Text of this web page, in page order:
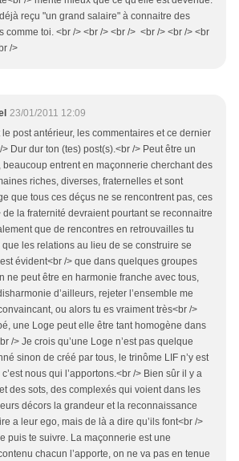
reçu "un grand salaire" à connaitre des
comme toi. <br /> <br /> <br /> <br /> <br /> <br
/>
23/01/2011 12:09
le post antérieur, les commentaires et ce dernier
Dur dur ton (tes) post(s).<br /> Peut être un
beaucoup entrent en maçonnerie cherchant des
riches, diverses, fraternelles et sont
que tous ces déçus ne se rencontrent pas, ces
de la fraternité devraient pourtant se reconnaitre
que de rencontres en retrouvailles tu
les relations au lieu de se construire se
évident<br /> que dans quelques groupes
ne peut être en harmonie franche avec tous,
d’ailleurs, rejeter l’ensemble me
ou alors tu es vraiment très<br />
une Loge peut elle être tant homogène dans
/> Je crois qu’une Loge n’est pas quelque
sinon de créé par tous, le trinôme LIF n’y est
nous qui l’apportons.<br /> Bien sûr il y a
des sots, des complexés qui voient dans les
décors la grandeur et la reconnaissance
a leur ego, mais de là a dire qu’ils font<br />
puis te suivre. La maçonnerie est une
chacun l’apporte, on ne va pas en tenue